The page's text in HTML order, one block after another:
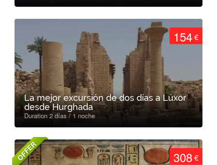
154€
La mejor excursión de dos días a Lúxor
desde Hurghada
Duration 2 días / 1 noche
OFFER 308€